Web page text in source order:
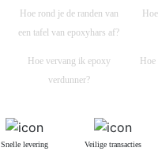
Hoe rond je de randen van
een tafel van epoxyhars af?
Hoe vervang ik epoxy
verdunner?
Snelle levering Veilige transacties